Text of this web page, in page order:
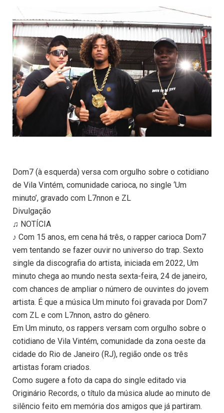
Dom7 (à esquerda) versa com orgulho sobre o cotidiano
de Vila Vintém, comunidade carioca, no single ‘Um
minuto’, gravado com L7nnon e ZL
Divulgação
♫ NOTÍCIA
♪ Com 15 anos, em cena há três, o rapper carioca Dom7
vem tentando se fazer ouvir no universo do trap. Sexto
single da discografia do artista, iniciada em 2022, Um
minuto chega ao mundo nesta sexta-feira, 24 de janeiro,
com chances de ampliar o número de ouvintes do jovem
artista. É que a música Um minuto foi gravada por Dom7
com ZL e com L7nnon, astro do gênero.
Em Um minuto, os rappers versam com orgulho sobre o
cotidiano de Vila Vintém, comunidade da zona oeste da
cidade do Rio de Janeiro (RJ), região onde os três
artistas foram criados.
Como sugere a foto da capa do single editado via
Originário Records, o título da música alude ao minuto de
silêncio feito em memória dos amigos que já partiram.